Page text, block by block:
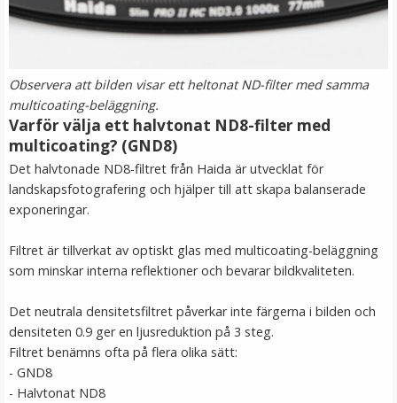
★★★
149 kr
LÄGG I VARUKORG
JJC Objektivlock vridbart för Leica Sofort 2
Observera att bilden visar ett heltonat ND-filter med samma
multicoating-beläggning.
Varför välja ett halvtonat ND8-filter med
multicoating? (GND8)
Det halvtonade ND8-filtret från Haida är utvecklat för
landskapsfotografering och hjälper till att skapa balanserade
exponeringar.
Filtret är tillverkat av optiskt glas med multicoating-beläggning
som minskar interna reflektioner och bevarar bildkvaliteten.
Det neutrala densitetsfiltret påverkar inte färgerna i bilden och
densiteten 0.9 ger en ljusreduktion på 3 steg.
Filtret benämns ofta på flera olika sätt:
- GND8
- Halvtonat ND8